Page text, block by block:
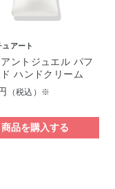
ュアート
ントジュエル パフ
ハンドクリーム
（税込）※
商品を購入する